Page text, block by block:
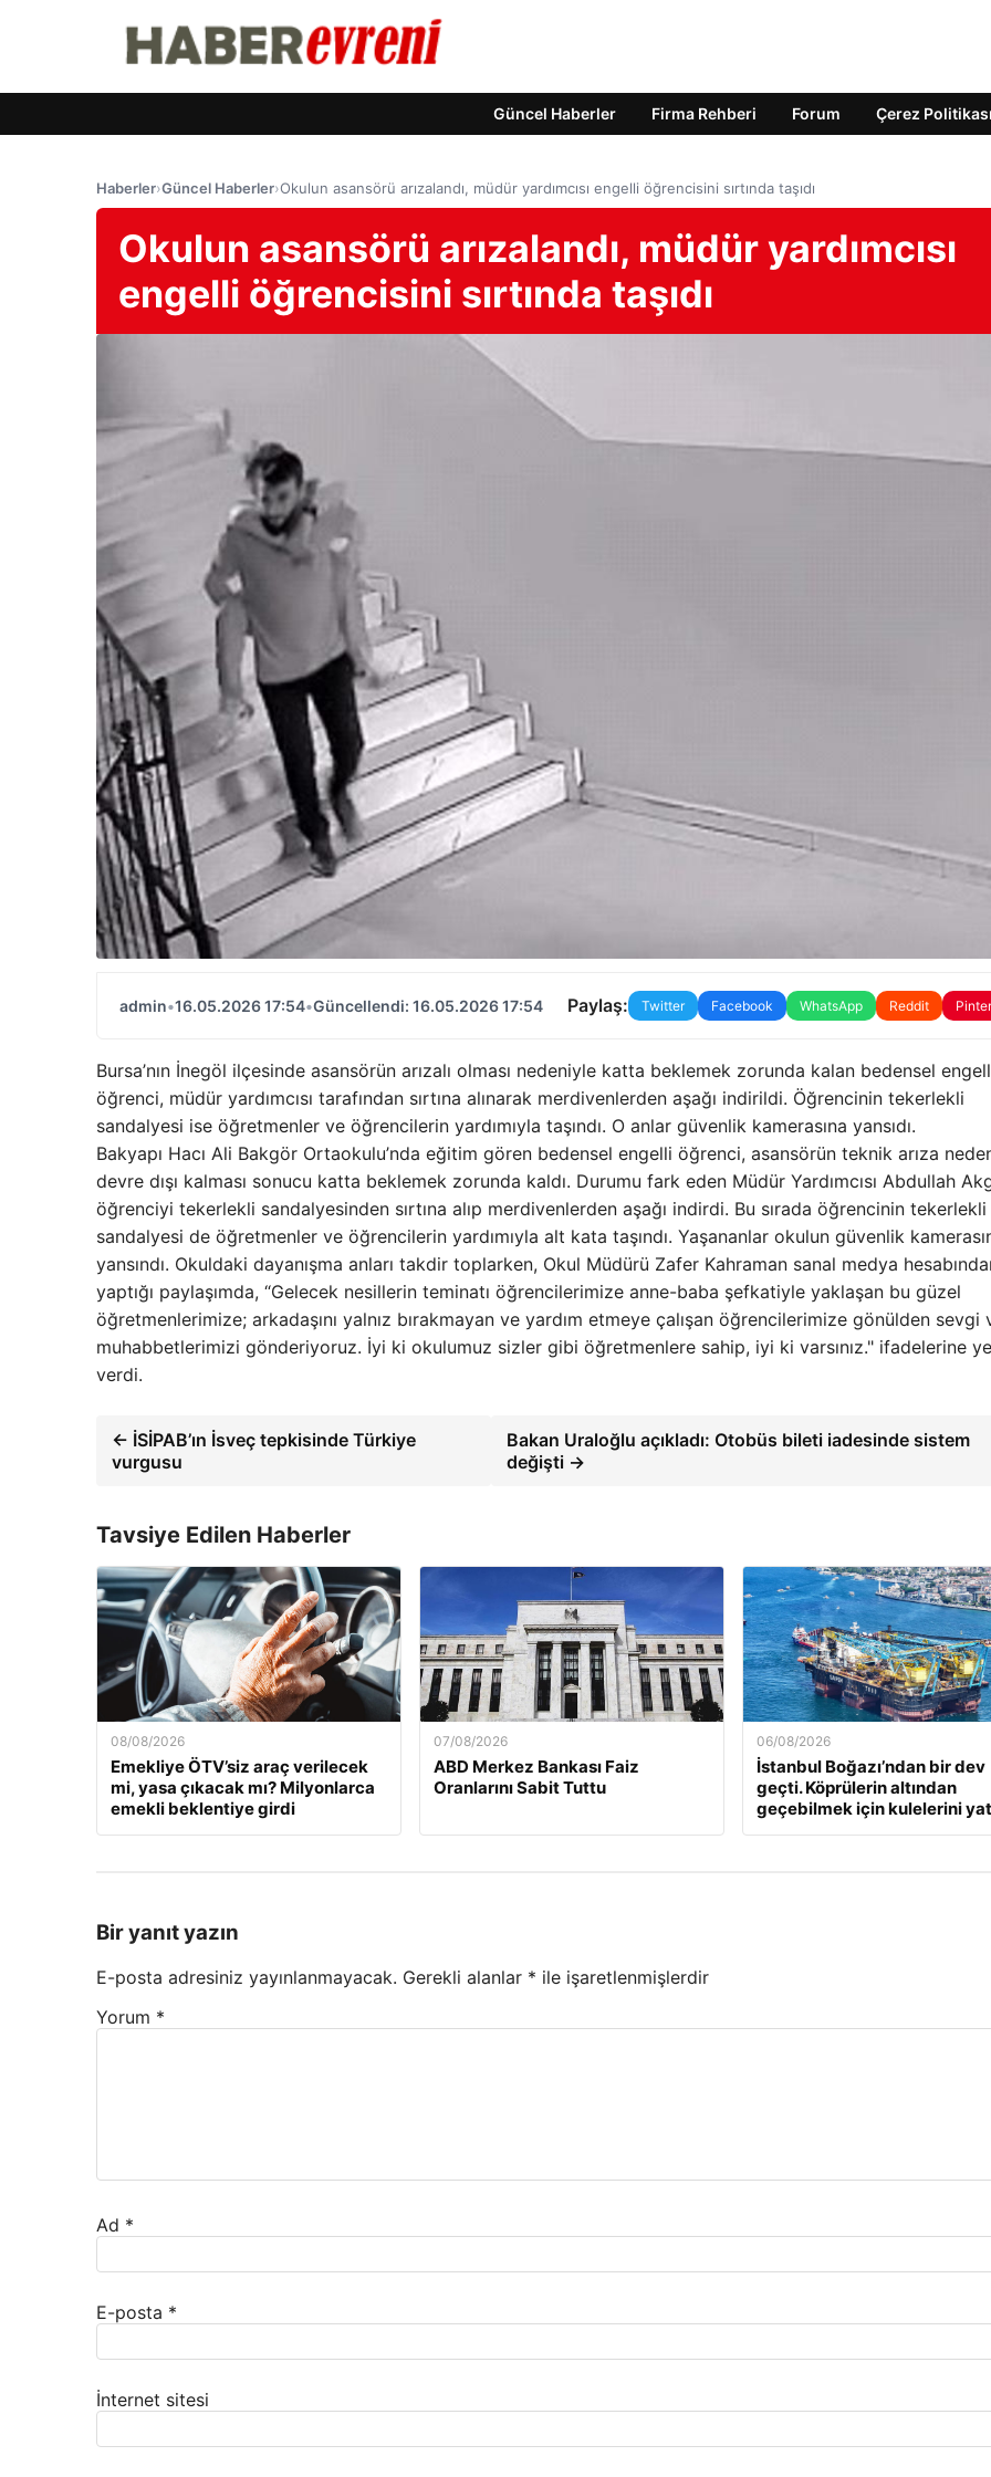
Güncel Haberler Firma Rehberi Forum Çerez Politikası
Haberler›Güncel Haberler›Okulun asansörü arızalandı, müdür yardımcısı engelli öğrencisini sırtında taşıdı
Okulun asansörü arızalandı, müdür yardımcısı
engelli öğrencisini sırtında taşıdı
admin•16.05.2026 17:54•Güncellendi: 16.05.2026 17:54 Paylaş: Twitter Facebook WhatsApp Reddit
Bursa’nın İnegöl ilçesinde asansörün arızalı olması nedeniyle katta beklemek zorunda kalan bedensel
öğrenci, müdür yardımcısı tarafından sırtına alınarak merdivenlerden aşağı indirildi. Öğrencinin tekerlekli
sandalyesi ise öğretmenler ve öğrencilerin yardımıyla taşındı. O anlar güvenlik kamerasına yansıdı.
Bakyapı Hacı Ali Bakgör Ortaokulu’nda eğitim gören bedensel engelli öğrenci, asansörün teknik arıza
devre dışı kalması sonucu katta beklemek zorunda kaldı. Durumu fark eden Müdür Yardımcısı Abdullah
öğrenciyi tekerlekli sandalyesinden sırtına alıp merdivenlerden aşağı indirdi. Bu sırada öğrencinin tekerlekli
sandalyesi de öğretmenler ve öğrencilerin yardımıyla alt kata taşındı. Yaşananlar okulun güvenlik
yansındı. Okuldaki dayanışma anları takdir toplarken, Okul Müdürü Zafer Kahraman sanal medya
yaptığı paylaşımda, “Gelecek nesillerin teminatı öğrencilerimize anne-baba şefkatiyle yaklaşan bu güzel
öğretmenlerimize; arkadaşını yalnız bırakmayan ve yardım etmeye çalışan öğrencilerimize gönülden sevgi
muhabbetlerimizi gönderiyoruz. İyi ki okulumuz sizler gibi öğretmenlere sahip, iyi ki varsınız." ifadelerine
verdi.
← İSİPAB’ın İsveç tepkisinde Türkiye
vurgusu
Bakan Uraloğlu açıkladı: Otobüs bileti iadesinde sistem
değişti →
Tavsiye Edilen Haberler
08/08/2026
Emekliye ÖTV’siz araç verilecek
mi, yasa çıkacak mı? Milyonlarca
emekli beklentiye girdi
07/08/2026
ABD Merkez Bankası Faiz
Oranlarını Sabit Tuttu
06/08/2026
İstanbul Boğazı’ndan bir dev
geçti. Köprülerin altından
geçebilmek için kulelerini
Bir yanıt yazın
E-posta adresiniz yayınlanmayacak. Gerekli alanlar * ile işaretlenmişlerdir
Yorum *
Ad *
E-posta *
İnternet sitesi